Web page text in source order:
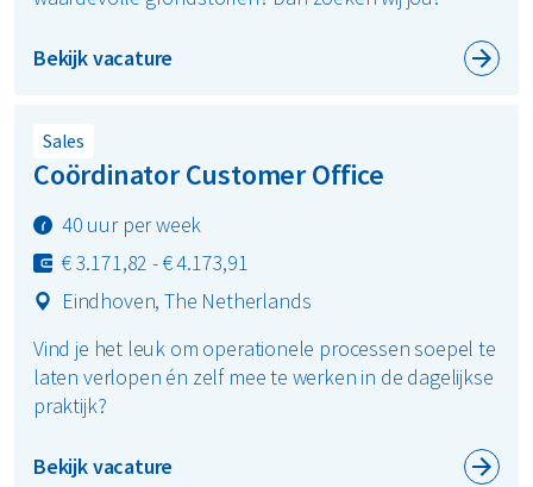
Bekijk vacature
Sales
Coördinator Customer Office
40 uur per week
€ 3.171,82 - € 4.173,91
Eindhoven, The Netherlands
Vind je het leuk om operationele processen soepel te
laten verlopen én zelf mee te werken in de dagelijkse
praktijk?
Bekijk vacature